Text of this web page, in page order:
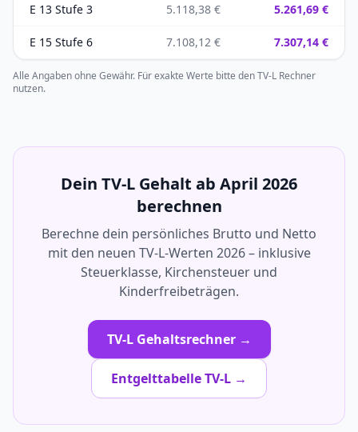
E 13 Stufe 3 5.118,38 € 5.261,69 €
E 15 Stufe 6 7.108,12 € 7.307,14 €
Alle Angaben ohne Gewähr. Für exakte Werte bitte den TV-L Rechner
nutzen.
Dein TV-L Gehalt ab April 2026
berechnen
Berechne dein persönliches Brutto und Netto
mit den neuen TV-L-Werten 2026 – inklusive
Steuerklasse, Kirchensteuer und
Kinderfreibeträgen.
TV-L Gehaltsrechner →
Entgelttabelle TV-L →